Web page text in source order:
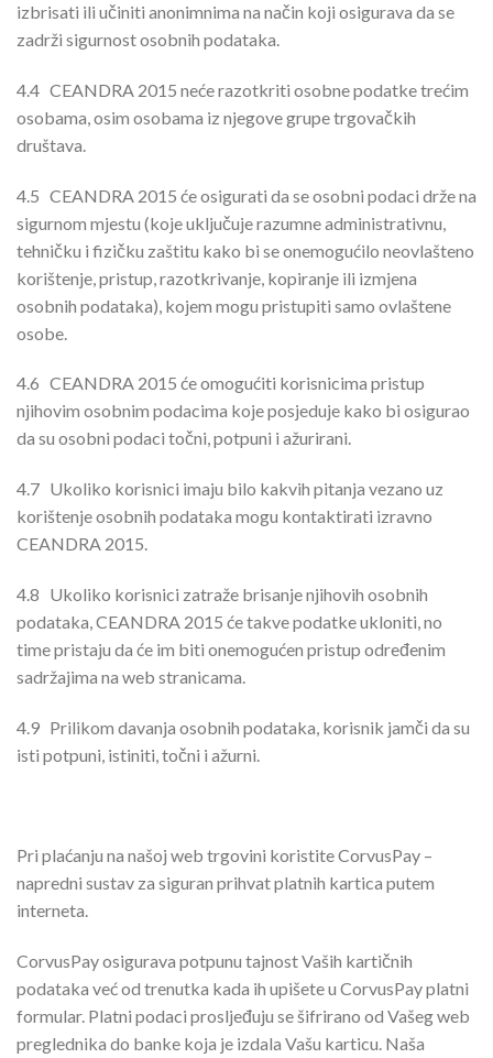
izbrisati ili učiniti anonimnima na način koji osigurava da se
zadrži sigurnost osobnih podataka.
4.4 CEANDRA 2015 neće razotkriti osobne podatke trećim
osobama, osim osobama iz njegove grupe trgovačkih
društava.
4.5 CEANDRA 2015 će osigurati da se osobni podaci drže na
sigurnom mjestu (koje uključuje razumne administrativnu,
tehničku i fizičku zaštitu kako bi se onemogućilo neovlašteno
korištenje, pristup, razotkrivanje, kopiranje ili izmjena
osobnih podataka), kojem mogu pristupiti samo ovlaštene
osobe.
4.6 CEANDRA 2015 će omogućiti korisnicima pristup
njihovim osobnim podacima koje posjeduje kako bi osigurao
da su osobni podaci točni, potpuni i ažurirani.
4.7 Ukoliko korisnici imaju bilo kakvih pitanja vezano uz
korištenje osobnih podataka mogu kontaktirati izravno
CEANDRA 2015.
4.8 Ukoliko korisnici zatraže brisanje njihovih osobnih
podataka, CEANDRA 2015 će takve podatke ukloniti, no
time pristaju da će im biti onemogućen pristup određenim
sadržajima na web stranicama.
4.9 Prilikom davanja osobnih podataka, korisnik jamči da su
isti potpuni, istiniti, točni i ažurni.
Pri plaćanju na našoj web trgovini koristite CorvusPay –
napredni sustav za siguran prihvat platnih kartica putem
interneta.
CorvusPay osigurava potpunu tajnost Vaših kartičnih
podataka već od trenutka kada ih upišete u CorvusPay platni
formular. Platni podaci prosljeđuju se šifrirano od Vašeg web
preglednika do banke koja je izdala Vašu karticu. Naša